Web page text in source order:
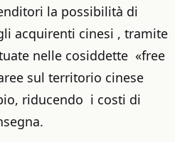
la possibilità di
acquirenti cinesi , tramite
nelle cosiddette «free
sul territorio cinese
riducendo i costi di